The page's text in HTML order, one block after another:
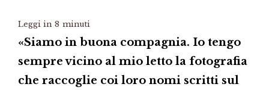
Leggi in 8 minuti
«Siamo in buona compagnia. Io tengo
sempre vicino al mio letto la fotografia
che raccoglie coi loro nomi scritti sul